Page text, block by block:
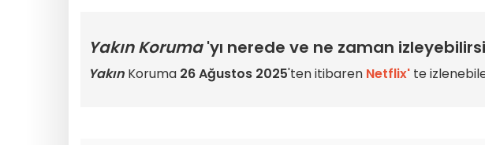
Yakın Koruma'yı nerede ve ne zaman
Yakın Koruma 26 Ağustos 2025'ten itibaren Netflix' te